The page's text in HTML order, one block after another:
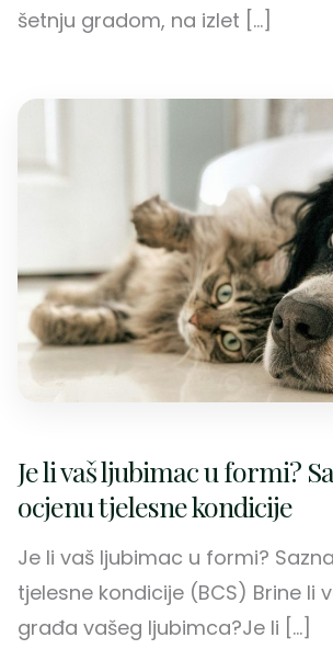
šetnju gradom, na izlet […]
Je li vaš ljubimac u formi?
ocjenu tjelesne kondicije
Je li vaš ljubimac u formi?
tjelesne kondicije (BCS) Brine li
građa vašeg ljubimca?Je li […]